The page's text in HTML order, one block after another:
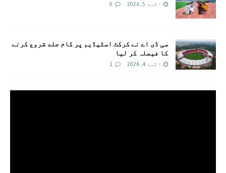
اگست 5, 2026 0
سی ڈی اے نے کرکٹ اسٹیڈیم پر کام جلد شروع کرنے
کا فیصلہ کر لیا
اگست 4, 2026 1